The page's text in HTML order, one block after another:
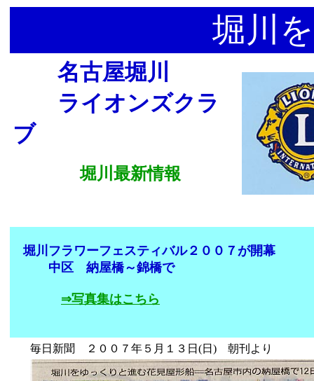
堀川
名古屋堀川
ライオンズクラ
ブ
堀川最新情報
堀川フラワーフェスティバル２００７が開幕
中区 納屋橋～錦橋で
⇒写真集はこちら
毎日新聞 ２００７年５月１３日(日) 朝刊より